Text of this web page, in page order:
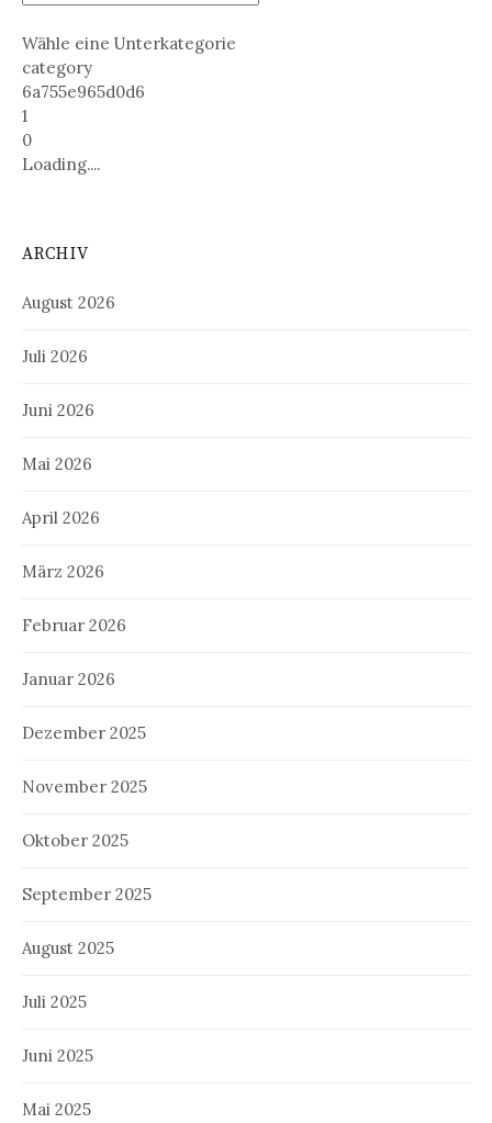
Wähle eine Unterkategorie
category
6a755e965d0d6
1
0
Loading....
ARCHIV
August 2026
Juli 2026
Juni 2026
Mai 2026
April 2026
März 2026
Februar 2026
Januar 2026
Dezember 2025
November 2025
Oktober 2025
September 2025
August 2025
Juli 2025
Juni 2025
Mai 2025